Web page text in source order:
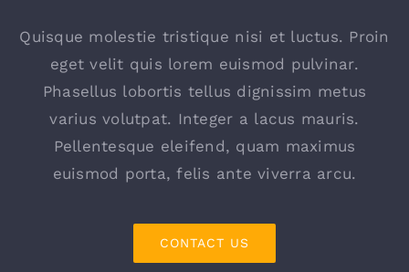
Quisque molestie tristique nisi et luctus. Proin
eget velit quis lorem euismod pulvinar.
Phasellus lobortis tellus dignissim metus
varius volutpat. Integer a lacus mauris.
Pellentesque eleifend, quam maximus
euismod porta, felis ante viverra arcu.
CONTACT US